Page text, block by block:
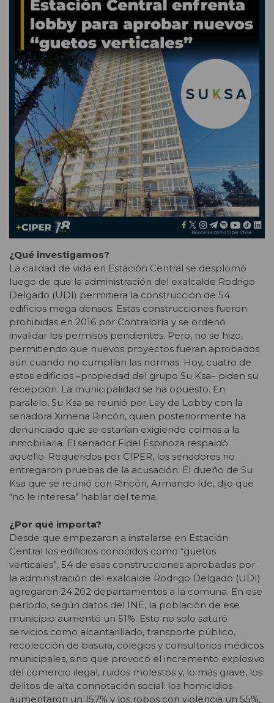
¿Qué investigamos?
La calidad de vida en Estación Central se desplomó
luego de que la administración del exalcalde Rodrigo
Delgado (UDI) permitiera la construcción de 54
edificios mega densos. Estas construcciones fueron
prohibidas en 2016 por Contraloría y se ordenó
invalidar los permisos pendientes. Pero, no se hizo,
permitiendo que nuevos proyectos fueran aprobados
aún cuando no cumplían las normas. Hoy, cuatro de
estos edificios –propiedad del grupo Su Ksa– piden su
recepción. La municipalidad se ha opuesto. En
paralelo, Su Ksa se reunió por Ley de Lobby con la
senadora Ximena Rincón, quien posteriormente ha
denunciado que se estarían exigiendo coimas a la
inmobiliaria. El senador Fidel Espinoza respaldó
aquello. Requeridos por CIPER, los senadores no
entregaron pruebas de la acusación. El dueño de Su
Ksa que se reunió con Rincón, Armando Ide, dijo que
“no le interesa” hablar del tema.
¿Por qué importa?
Desde que empezaron a instalarse en Estación
Central los edificios conocidos como “guetos
verticales”, 54 de esas construcciones aprobadas por
la administración del exalcalde Rodrigo Delgado (UDI)
agregaron 24.202 departamentos a la comuna. En ese
período, según datos del INE, la población de ese
municipio aumentó un 51%. Esto no solo saturó
servicios como alcantarillado, transporte público,
recolección de basura, colegios y consultorios médicos
municipales, sino que provocó el incremento explosivo
del comercio ilegal, ruidos molestos y, lo más grave, los
delitos de alta connotación social: los homicidios
aumentaron un 157% y los robos con violencia un 55%,